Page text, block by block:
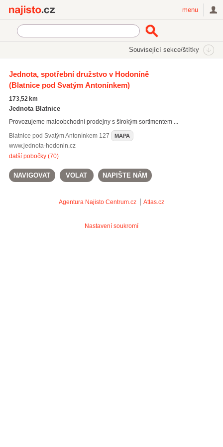
menu
Související sekce/štítky
Smíšené zboží a koloniály
On-line prodej smíšeného zboží
Jednota, spotřební družstvo v Hodoníně
(Blatnice pod Svatým Antonínkem)
173,52 km
Jednota Blatnice
Provozujeme maloobchodní prodejny s širokým sortimentem ...
Blatnice pod Svatým Antonínkem127 MAPA
www.jednota-hodonin.cz
další pobočky (70)
NAVIGOVAT VOLAT NAPIŠTE NÁM
Agentura Najisto Centrum.cz Atlas.cz
Nastavení soukromí